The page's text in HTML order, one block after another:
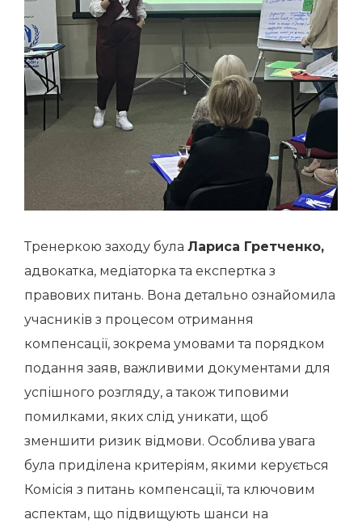
Тренеркою заходу була Лариса Гретченко,
адвокатка, медіаторка та експертка з
правових питань. Вона детально ознайомила
учасників з процесом отримання
компенсації, зокрема умовами та порядком
подання заяв, важливими документами для
успішного розгляду, а також типовими
помилками, яких слід уникати, щоб
зменшити ризик відмови. Особлива увага
була приділена критеріям, якими керується
Комісія з питань компенсації, та ключовим
аспектам, що підвищують шанси на